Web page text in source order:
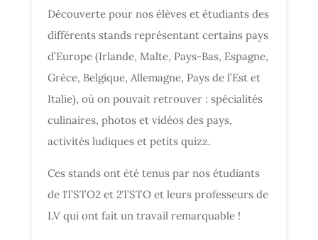
Découverte pour nos élèves et étudiants des
différents stands représentant certains pays
d’Europe (Irlande, Malte, Pays-Bas, Espagne,
Grèce, Belgique, Allemagne, Pays de l’Est et
Italie), où on pouvait retrouver : spécialités
culinaires, photos et vidéos des pays,
activités ludiques et petits quizz.
Ces stands ont été tenus par nos étudiants
de 1TSTO2 et 2TSTO et leurs professeurs de
LV qui ont fait un travail remarquable !